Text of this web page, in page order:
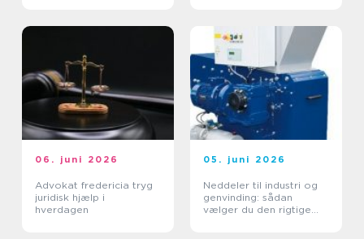
06. juni 2026
Advokat fredericia tryg
juridisk hjælp i
hverdagen
05. juni 2026
Neddeler til industri og
genvinding: sådan
vælger du den rigtige